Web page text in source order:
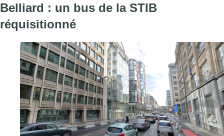
Belliard : un bus de la STIB
réquisitionné